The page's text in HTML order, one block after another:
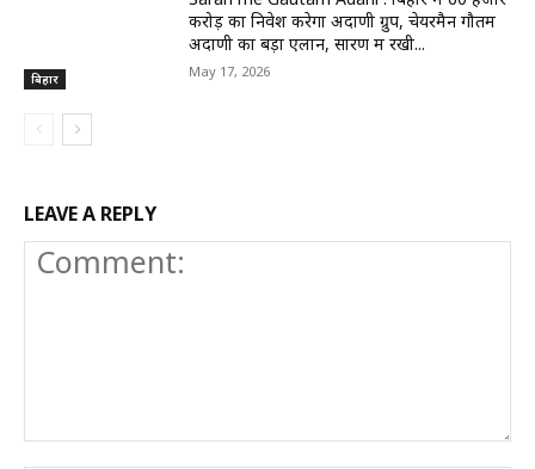
बिहार
करोड़ का निवेश करेगा अदाणी ग्रुप, चेयरमैन गौतम
अदाणी का बड़ा एलान, सारण में रखी...
May 17, 2026
LEAVE A REPLY
Comment: